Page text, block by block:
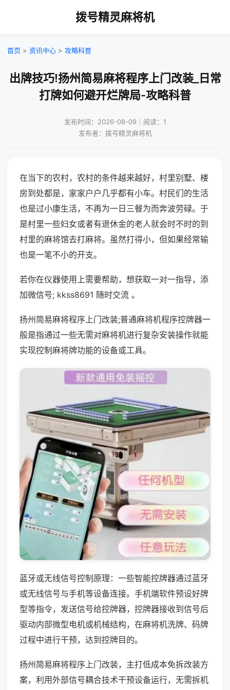
拨号精灵麻将机
首页 > 资讯中心 > 攻略科普
出牌技巧!扬州简易麻将程序上门改装_日常
打牌如何避开烂牌局-攻略科普
发布时间：2026-08-09｜阅读：1
发布者：拨号精灵麻将机
在当下的农村，农村的条件越来越好，村里别墅、楼
房到处都是，家家户户几乎都有小车。村民们的生活
也是过小康生活，不再为一日三餐为而奔波劳碌。于
是村里一些妇女或者有退休金的老人就会时不时的到
村里的麻将馆去打麻将。虽然打得小，但如果经常输
也是一笔不小的开支。
若你在仪器使用上需要帮助，想获取一对一指导，添
加微信号; kkss8691 随时交流 。
扬州简易麻将程序上门改装;普通麻将机程序控牌器一
般是指通过一些无需对麻将机进行复杂安装操作就能
实现控制麻将牌功能的设备或工具。
蓝牙或无线信号控制原理：一些智能控牌器通过蓝牙
或无线信号与手机等设备连接。手机端软件预设好牌
型等指令，发送信号给控牌器，控牌器接收到信号后
驱动内部微型电机或机械结构，在麻将机洗牌、码牌
过程中进行干预，达到控牌目的。
扬州简易麻将程序上门改装，主打低成本免拆改装方
案，利用外部信号耦合技术干预设备运行，无需拆机